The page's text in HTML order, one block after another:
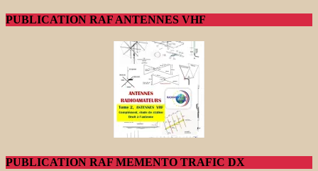
PUBLICATION RAF ANTENNES VHF
PUBLICATION RAF MEMENTO TRAFIC DX